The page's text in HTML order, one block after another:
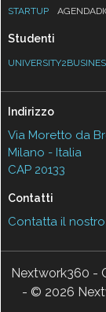
STARTUP
Studenti
Indirizzo
Via Moretto da
Milano - Italia
CAP 20133
Contatti
Contatta il
Nextwork360 -
- © 2026